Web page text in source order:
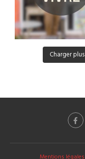
Charger plus